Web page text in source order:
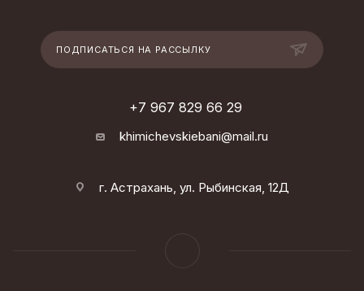
ПОДПИСАТЬСЯ НА РАССЫЛКУ
+7 967 829 66 29
khimichevskiebani@mail.ru
г. Астрахань, ул. Рыбинская, 12Д